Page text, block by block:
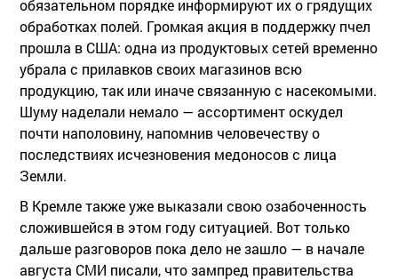
обязательном порядке информируют их о грядущих
обработках полей. Громкая акция в поддержку пчел
прошла в США: одна из продуктовых сетей временно
убрала с прилавков своих магазинов всю
продукцию, так или иначе связанную с насекомыми.
Шуму наделали немало — ассортимент оскудел
почти наполовину, напомнив человечеству о
последствиях исчезновения медоносов с лица
Земли.
В Кремле также уже выказали свою озабоченность
сложившейся в этом году ситуацией. Вот только
дальше разговоров пока дело не зашло — в начале
августа СМИ писали, что зампред правительства